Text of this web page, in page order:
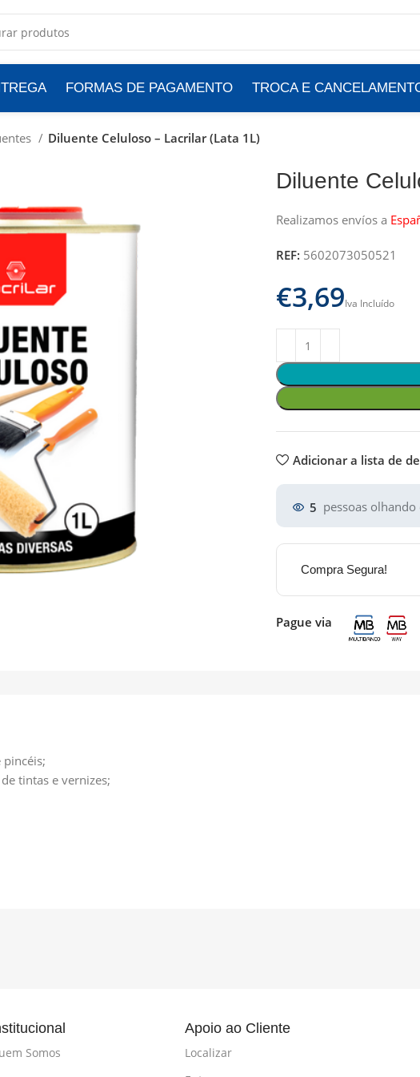
FORMAS DE PAGAMENTO TROCA E
Diluente Celuloso – Lacrilar (Lata 1L)
Diluente
Realizamos envíos a
REF: 5602073050521
€
Adicionar a lista de
5 pessoas
Compra Segura!
Pague via
tintas e vernizes;
Somos
Apoio ao Cliente
Localizar